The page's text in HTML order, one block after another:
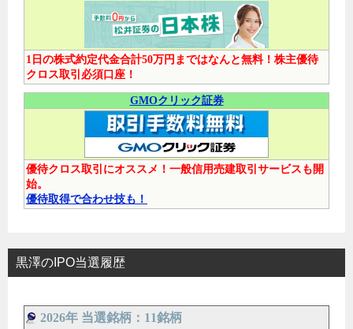
1日の株式約定代金合計50万円まではなんと無料！株主優待
クロス取引必須口座！
GMOクリック証券
優待クロス取引にオススメ！一般信用売建取引サービスも開
始。
優待取得で合わせ技も！
黒澤のIPO当選履歴
2026年 当選銘柄：11銘柄